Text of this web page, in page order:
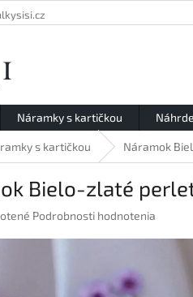
Náramky s kartičkou
s kartičkou Náramok
Bielo-zlaté
Podrobnosti hodnotenia